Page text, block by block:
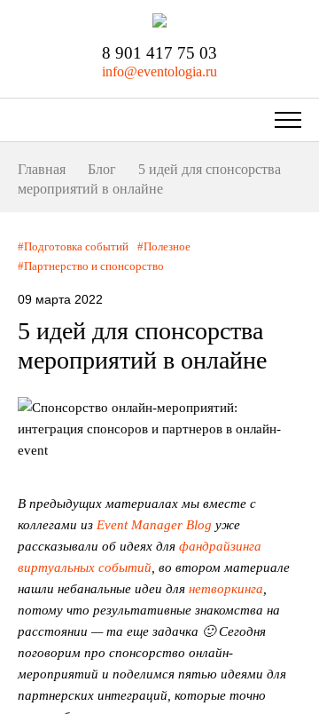
8 901 417 75 03
info@eventologia.ru
Главная Блог
5 идей для спонсорства
мероприятий в онлайне
Подготовка событий
Полезное
Партнерство и спонсорство
09 марта 2022
5 идей для спонсорства
мероприятий в онлайне
В предыдущих материалах мы вместе с
коллегами из Event Manager Blog уже
рассказывали об идеях для фандрайзинга
виртуальных событий , во втором материале
нашли небанальные идеи для нетворкинга
потому что результативные знакомства на
расстоянии — та еще задачка 🙂Сегодня
поговорим про спонсорство онлайн-
мероприятий и поделимся пятью идеями для
партнерских интеграций, которые точно